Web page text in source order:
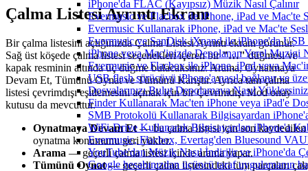
iPhone'da FLAC (Kayıpsız) Müzik Nasıl Çalınır
Evermusic ve Flacbox ile iPhone, iPad ve Mac'te
Evermusic Kullanarak iPhone, iPad ve Mac'te
Evermusic ve SanDisk iXpand ile iPhone'da USB
iPhone veya Mac'inizde Depolanan Yerel Muzigi
Evermusic ve Flacbox ile iPhone, iPad veya
USB flash sürücüyü iPhone'a nasıl bağlanır ve
Dosyalarınızı Bulut Depolamaya Nasıl
Finder Kullanarak Mac'ten iPhone veya iPad'e
SMB Protokolü Kullanarak Bilgisayardan
WiFi-Drive Kullanarak Bilgisayardan iPhone'a
Evermusic, Flacbox, Evertag'den Bluesound
YouTube'dan Müzik Nasıl İndirilir ve iPhone'da
Google hesabınızdan üçüncü taraf uygulamanın
Çalma Listesi Ayrıntı Ekranı
Bir çalma listesini açtığınızda Çalma Listesi Ayrıntı ekranı görünür.
Sağ üst köşede çalma listesi seçenekleri içeren bir"…"düğmesi ve
kapak resminin altında üç düğme bulacaksınız: Arama, Oynatmaya
Devam Et, Tümünü Oynat ve Tümünü Karıştır. Ayrıca tam çalma
listesi çevrimdışı eşitlemesini açmak için bir Çevrimdışı Mod onay
kutusu da mevcuttur.
Oynatmaya Devam Et— bu çalma listesi için son kaydedilen
oynatma konumunu geri yükler.
Arama — geçerli çalma listesi içinde arama yapar.
Tümünü Oynat— geçerli çalma listesindeki tüm parçaları